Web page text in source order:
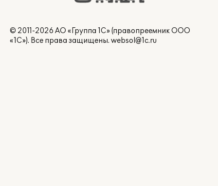
© 2011-2026 АО «Группа 1С» (правопреемник ООО
«1С»). Все права защищены. websol@1c.ru